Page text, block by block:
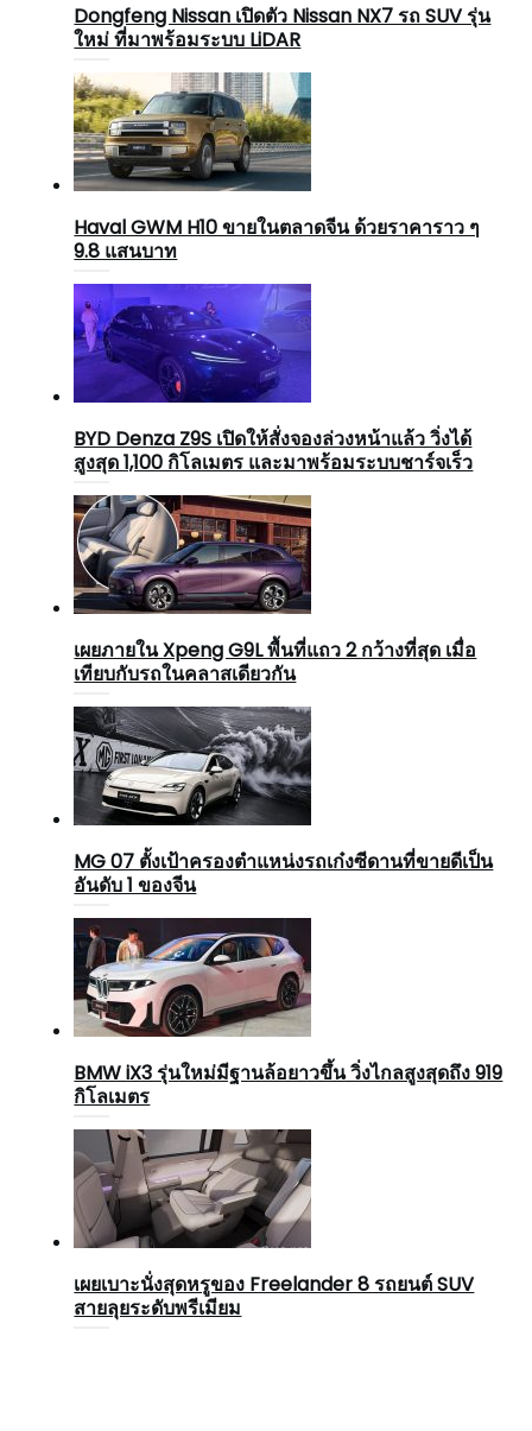
Dongfeng Nissan เปิดตัว Nissan NX7 รถ SUV รุ่น
ใหม่ ที่มาพร้อมระบบ LiDAR
Haval GWM H10 ขายในตลาดจีน ด้วยราคาราว ๆ
9.8 แสนบาท
BYD Denza Z9S เปิดให้สั่งจองล่วงหน้าแล้ว วิ่งได้
สูงสุด 1,100 กิโลเมตร และมาพร้อมระบบชาร์จเร็ว
เผยภายใน Xpeng G9L พื้นที่แถว 2 กว้างที่สุด เมื่อ
เทียบกับรถในคลาสเดียวกัน
MG 07 ตั้งเป้าครองตำแหน่งรถเก๋งซีดานที่ขายดีเป็น
อันดับ 1 ของจีน
BMW iX3 รุ่นใหม่มีฐานล้อยาวขึ้น วิ่งไกลสูงสุดถึง 919
กิโลเมตร
เผยเบาะนั่งสุดหรูของ Freelander 8 รถยนต์ SUV
สายลุยระดับพรีเมียม